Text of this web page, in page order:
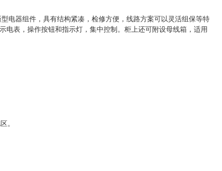
电器组件，具有结构紧凑，检修方便，线路方案可以灵活组保等特
电表，操作按钮和指示灯， 集中控制。柜上还可附设母线箱，适用
。